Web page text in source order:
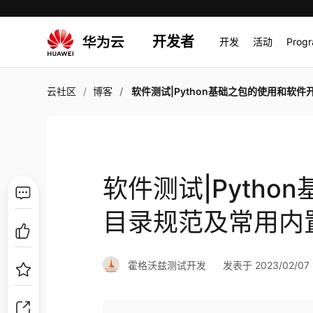
开发者 开发 活动
云社区 博客 软件测试|Python基础之包的使用和软件开发目录规范及常用内
软件测试|Python
目录规范及常用内
霍格沃兹测试开发 发表于 2023/02/07